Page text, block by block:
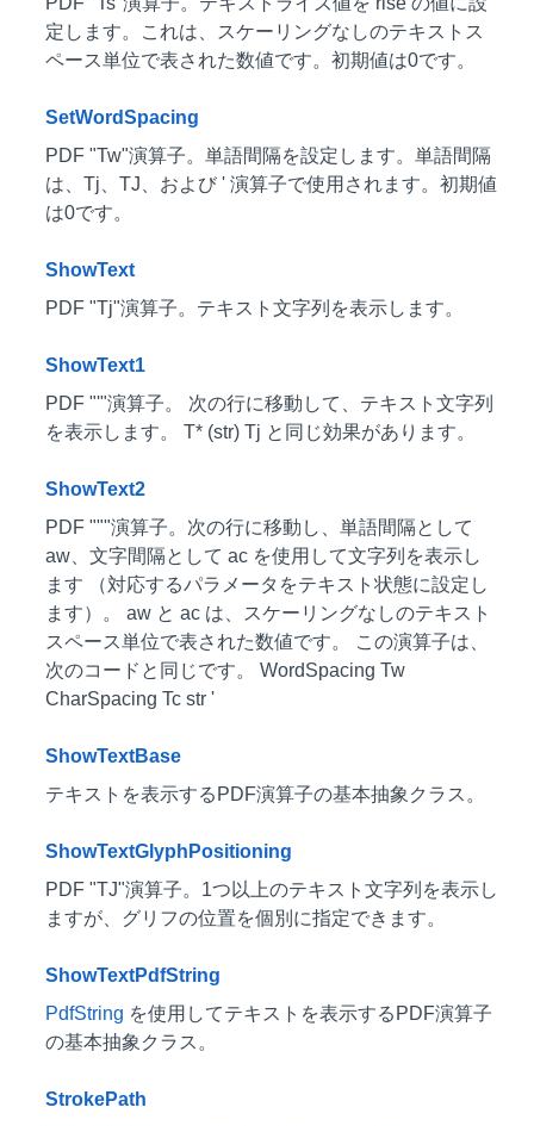
定します。これは、スケーリングなしのテキストス
ペース単位で表された数値です。初期値は0です。
SetWordSpacing
PDF "Tw"演算子。単語間隔を設定します。単語間隔
は、Tj、TJ、および ' 演算子で使用されます。初期値
は0です。
ShowText
PDF "Tj"演算子。テキスト文字列を表示します。
ShowText1
PDF "'"演算子。 次の行に移動して、テキスト文字列
を表示します。 T* (str) Tj と同じ効果があります。
ShowText2
PDF """演算子。次の行に移動し、単語間隔として
aw、文字間隔として ac を使用して文字列を表示し
ます （対応するパラメータをテキスト状態に設定し
ます）。 aw と ac は、スケーリングなしのテキスト
スペース単位で表された数値です。 この演算子は、
次のコードと同じです。 WordSpacing Tw
CharSpacing Tc str '
ShowTextBase
テキストを表示するPDF演算子の基本抽象クラス。
ShowTextGlyphPositioning
PDF "TJ"演算子。1つ以上のテキスト文字列を表示し
ますが、グリフの位置を個別に指定できます。
ShowTextPdfString
PdfString を使用してテキストを表示するPDF演算子
の基本抽象クラス。
StrokePath